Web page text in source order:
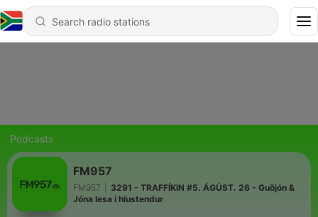
Podcasts
FM957
FM957
3291 - TRAFFÍKIN #5. ÁGÚST. 26 - Guðjón &
Jóna lesa í hlustendur